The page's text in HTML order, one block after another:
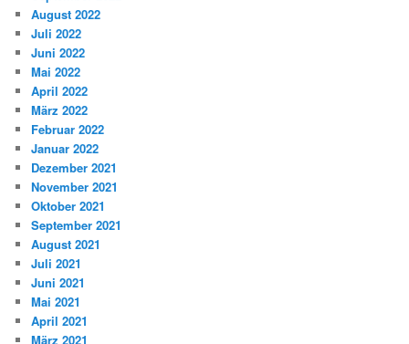
August 2022
Juli 2022
Juni 2022
Mai 2022
April 2022
März 2022
Februar 2022
Januar 2022
Dezember 2021
November 2021
Oktober 2021
September 2021
August 2021
Juli 2021
Juni 2021
Mai 2021
April 2021
März 2021